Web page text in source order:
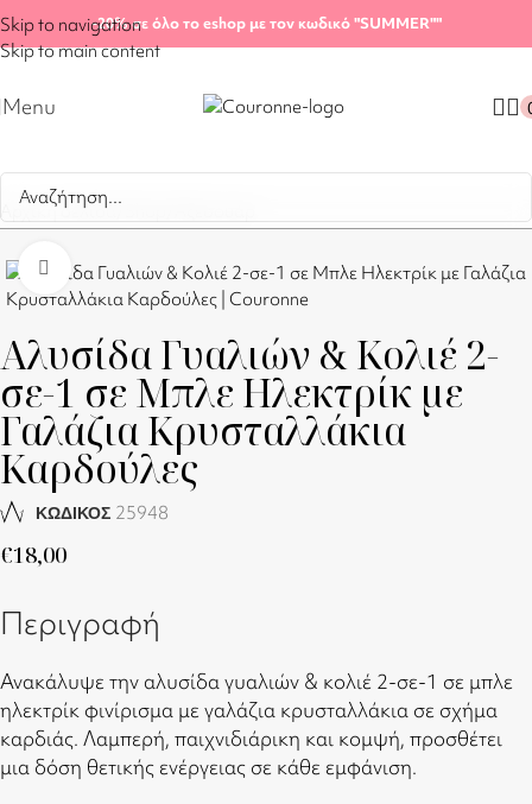
Skip to navigation
Skip to main content
-20%σε όλο το eshop με τον κωδικό "SUMMER""
Menu
Αρχική σελίδα
Click to enlarge
Αλυσίδα Γυαλιών & Κολιέ 2-
σε-1 σε Μπλε Ηλεκτρίκ με
Γαλάζια Κρυσταλλάκια
Καρδούλες
ΚΩΔΙΚΟΣ 25948
€18,00
Περιγραφή
Ανακάλυψε την αλυσίδα γυαλιών & κολιέ 2-σε-1 σε μπλε
ηλεκτρίκ φινίρισμα με γαλάζια κρυσταλλάκια σε σχήμα
καρδιάς. Λαμπερή, παιχνιδιάρικη και κομψή, προσθέτει
μια δόση θετικής ενέργειας σε κάθε εμφάνιση.